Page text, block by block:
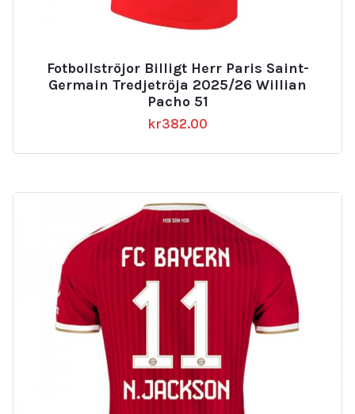
Fotbollströjor Billigt Herr Paris Saint-
Germain Tredjetröja 2025/26 Willian
Pacho 51
kr382.00